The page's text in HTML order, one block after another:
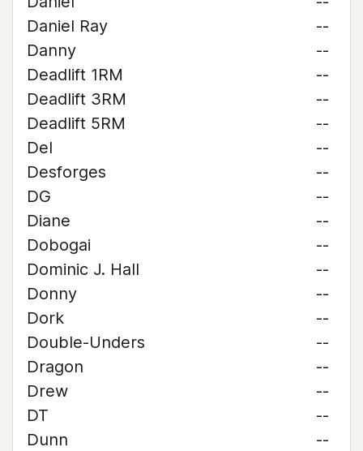
Daniel Ray
--
Danny
--
Deadlift 1RM
--
Deadlift 3RM
--
Deadlift 5RM
--
Del
--
Desforges
--
DG
--
Diane
--
Dobogai
--
Dominic J. Hall
--
Donny
--
Dork
--
Double-Unders
--
Dragon
--
Drew
--
DT
--
Dunn
--